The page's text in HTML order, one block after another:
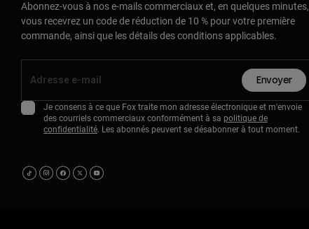
Abonnez-vous à nos e-mails commerciaux et, en quelques minutes,
vous recevrez un code de réduction de 10 % pour votre première
commande, ainsi que les détails des conditions applicables.
Envoyer
Je consens à ce que Fox traite mon adresse électronique et m'envoie
des courriels commerciaux conformément à sa politique de
confidentialité. Les abonnés peuvent se désabonner à tout moment.